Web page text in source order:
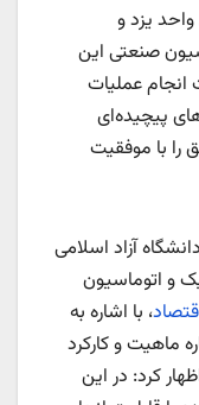
یزد و
صنعتی این
انجام عملیات
پیچیده‌ای
را با موفقیت
آزاد اسلامی
و اتوماسیون
، با اشاره به
ماهیت و کارکرد
کرد: در این